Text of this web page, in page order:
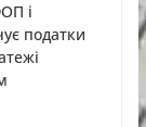
і
податки